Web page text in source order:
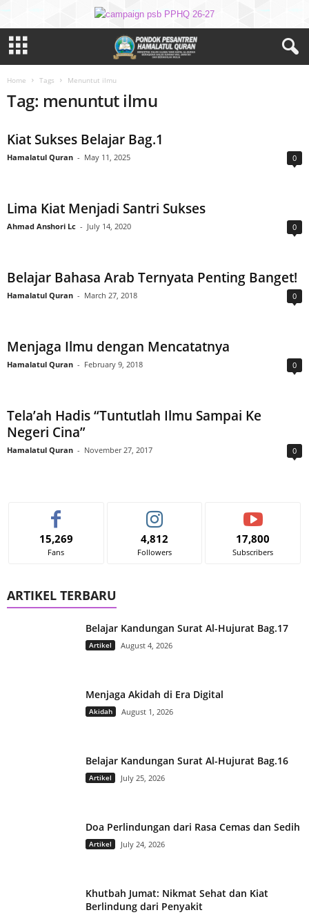
Home Tags Menuntut ilmu
Tag: menuntut ilmu
Kiat Sukses Belajar Bag.1
Hamalatul Quran - May 11, 2025 0
Lima Kiat Menjadi Santri Sukses
Ahmad Anshori Lc - July 14, 2020 0
Belajar Bahasa Arab Ternyata Penting Banget!
Hamalatul Quran - March 27, 2018 0
Menjaga Ilmu dengan Mencatatnya
Hamalatul Quran - February 9, 2018 0
Tela’ah Hadis “Tuntutlah Ilmu Sampai Ke
Negeri Cina”
Hamalatul Quran - November 27, 2017 0
15,269
Fans
4,812
Followers
17,800
Subscribers
ARTIKEL TERBARU
Belajar Kandungan Surat Al-Hujurat Bag.17
Artikel August 4, 2026
Menjaga Akidah di Era Digital
Akidah August 1, 2026
Belajar Kandungan Surat Al-Hujurat Bag.16
Artikel July 25, 2026
Doa Perlindungan dari Rasa Cemas dan Sedih
Artikel July 24, 2026
Khutbah Jumat: Nikmat Sehat dan Kiat
Berlindung dari Penyakit